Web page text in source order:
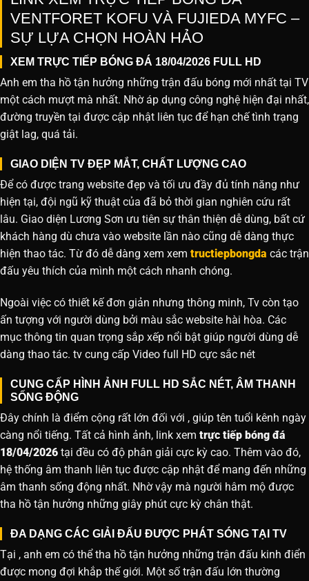
VENTFORET KOFU VÀ FUJIEDA MYFC –
SỰ LỰA CHỌN HOÀN HẢO
XEM TRỰC TIẾP BÓNG ĐÁ 18/04/2026 FULL HD
Anh em tha hồ tận hưởng những trận đấu bóng mới nhất tại TV
một cách mượt mà nhất. Nhờ áp dụng công nghệ hiện đại nhất,
đường truyền tại được cập nhật liên tục để hạn chế tình trạng
giật lag, quá tải.
GIAO DIỆN TV ĐẸP MẮT, CHẤT LƯỢNG CAO
Để có được trang website đẹp và tối ưu đầy đủ tính năng như
hiện tại, đội ngũ kỹ thuật của đã bỏ thời gian nghiên cứu rất
lâu. Giao diện Lương Sơn ưu tiên sự thân thiện dễ dùng, bất cứ
khách hàng dù chưa vào website lần nào cũng dễ dàng thực
hiện thao tác. Từ đó dễ dàng xem xem tructiepbongda các trận
đấu yêu thích của mình một cách nhanh chóng.
Ngoài việc có thiết kế đơn giản nhưng thông minh, Tv còn tạo
ấn tượng với người dùng bởi màu sắc website hài hòa. Các
mục thông tin quan trọng sắp xếp nổi bật giúp người dùng dễ
dàng thao tác. tv cung cấp Video full HD cực sắc nét
CUNG CẤP HÌNH ẢNH FULL HD SẮC NÉT, ÂM THANH
SỐNG ĐỘNG
Đây chính là điểm cộng rất lớn đối với , giúp tên tuổi kênh ngày
càng nổi tiếng. Tất cả hình ảnh, link xem trực tiếp bóng đá
18/04/2026 tại đều có độ phân giải cực kỳ cao. Thêm vào đó,
hệ thống âm thanh liên tục được cập nhật để mang đến những
âm thanh sống động nhất. Nhờ vậy mà người hâm mộ được
tha hồ tận hưởng những giây phút cực kỳ chân thật.
ĐA DẠNG CÁC GIẢI ĐẤU ĐƯỢC PHÁT SÓNG TẠI TV
Tại , anh em có thể tha hồ tận hưởng những trận đấu kinh điển
được mong đợi khắp thế giới. Một số trận đấu lớn thường